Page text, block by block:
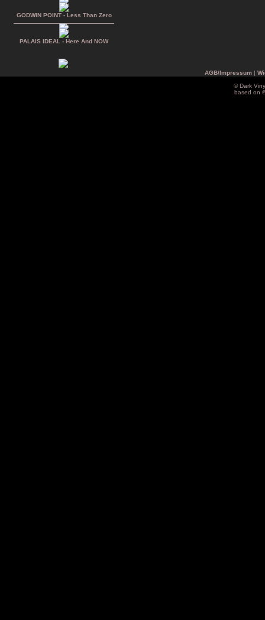
GODWIN POINT - Less Than Zero
PALAIS IDEAL - Here And NOW
AGB/Impressum|
© Dark
based on